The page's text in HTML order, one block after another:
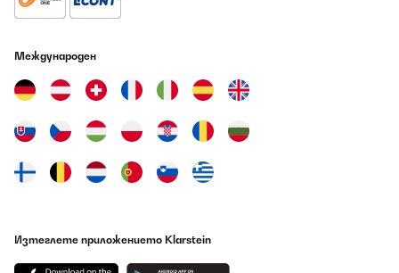
Международен
Изтеглете приложението Klarstein